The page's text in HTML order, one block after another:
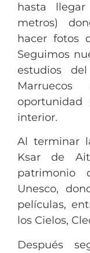
hasta
metros)
hacer fotos
Seguimos
estudios
interior.
Al terminar
Ksar de
patrimonio
Unesco,
películas,
los Cielos,
Después